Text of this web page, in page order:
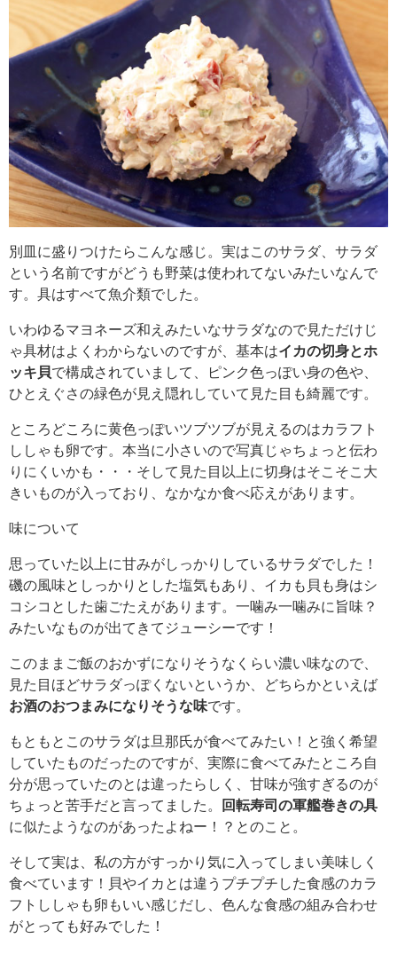
別皿に盛りつけたらこんな感じ。実はこのサラダ、サラダ
という名前ですがどうも野菜は使われてないみたいなんで
す。具はすべて魚介類でした。
いわゆるマヨネーズ和えみたいなサラダなので見ただけじ
ゃ具材はよくわからないのですが、基本はイカの切身とホ
ッキ貝で構成されていまして、ピンク色っぽい身の色や、
ひとえぐさの緑色が見え隠れしていて見た目も綺麗です。
ところどころに黄色っぽいツブツブが見えるのはカラフト
ししゃも卵です。本当に小さいので写真じゃちょっと伝わ
りにくいかも・・・そして見た目以上に切身はそこそこ大
きいものが入っており、なかなか食べ応えがあります。
味について
思っていた以上に甘みがしっかりしているサラダでした！
磯の風味としっかりとした塩気もあり、イカも貝も身はシ
コシコとした歯ごたえがあります。一噛み一噛みに旨味？
みたいなものが出てきてジューシーです！
このままご飯のおかずになりそうなくらい濃い味なので、
見た目ほどサラダっぽくないというか、どちらかといえば
お酒のおつまみになりそうな味です。
もともとこのサラダは旦那氏が食べてみたい！と強く希望
していたものだったのですが、実際に食べてみたところ自
分が思っていたのとは違ったらしく、甘味が強すぎるのが
ちょっと苦手だと言ってました。
回転寿司の軍艦巻きの具
に似たようなのがあったよねー！？とのこと。
そして実は、私の方がすっかり気に入ってしまい美味しく
食べています！貝やイカとは違うプチプチした食感のカラ
フトししゃも卵もいい感じだし、色んな食感の組み合わせ
がとっても好みでした！